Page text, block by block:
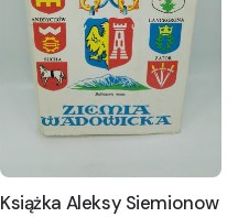
Książka Aleksy Siemionow